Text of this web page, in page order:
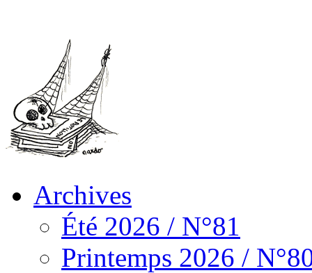
Archives
Été 2026 / N°81
Printemps 2026 /